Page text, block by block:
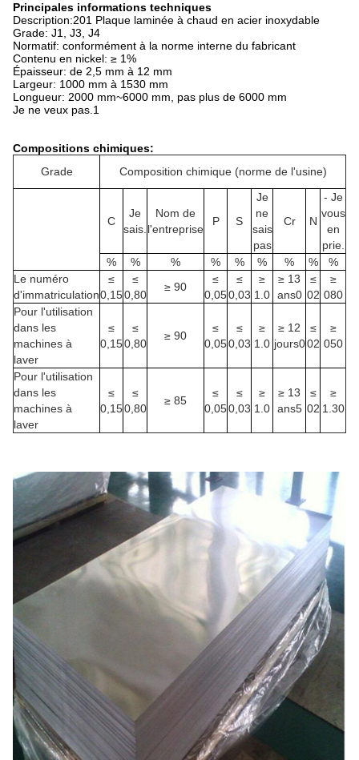
Principales informations techniques
Description:201 Plaque laminée à chaud en acier inoxydable
Grade: J1, J3, J4
Normatif: conformément à la norme interne du fabricant
Contenu en nickel: ≥ 1%
Épaisseur: de 2,5 mm à 12 mm
Largeur: 1000 mm à 1530 mm
Longueur: 2000 mm~6000 mm, pas plus de 6000 mm
Je ne veux pas.1
Compositions chimiques:
Grade
Composition chimique (norme de l'usine)
C
Je
sais.
Nom de
l'entreprise
P S
Je
ne
sais
pas
Cr N
- Je
vous
en
prie.
%
% % % % % % %
%
Le numéro
d'immatriculation
≤
0,15
≤
0,80
≥ 90
≤
0,05
≤
0,03
≥
1.0
≥ 13
ans0
≤
02
≥
080
Pour l'utilisation
dans les
machines à
laver
≤
0,15
≤
0,80
≥ 90
≤
0,05
≤
0,03
≥
1.0
≥ 12
jours0
≤
02
≥
050
Pour l'utilisation
dans les
machines à
laver
≤
0,15
≤
0,80
≥ 85
≤
0,05
≤
0,03
≥
1.0
≥ 13
ans5
≤
02
≥
1.30